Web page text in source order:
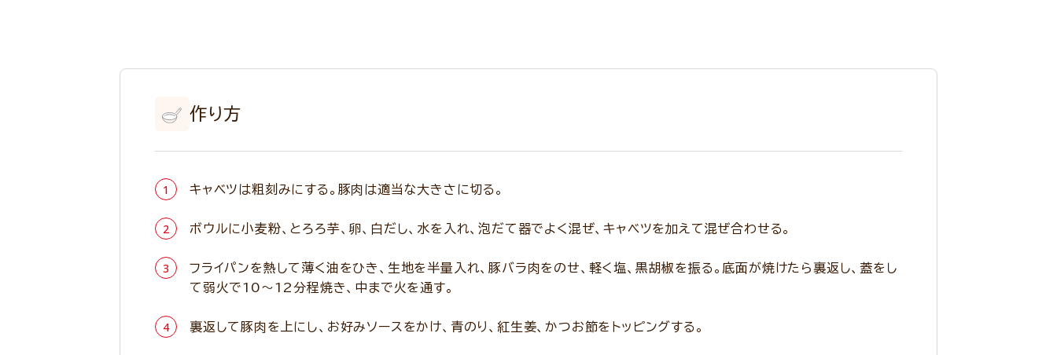
作り方
キャベツは粗刻みにする。豚肉は適当な大きさに切る。
ボウルに小麦粉、とろろ芋、卵、白だし、水を入れ、泡だて器でよく混ぜ、キャベツを加えて混ぜ合わせる。
フライパンを熱して薄く油をひき、生地を半量入れ、豚バラ肉をのせ、軽く塩、黒胡椒を振る。底面が焼けたら裏返し、蓋をし
て弱火で10～12分程焼き、中まで火を通す。
裏返して豚肉を上にし、お好みソースをかけ、青のり、紅生姜、かつお節をトッピングする。